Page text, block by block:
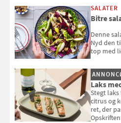
SALATER
Bitre
Denne
Nyd den
top med
Louisa
Laks
Stegt laks
citrus og
ret, der